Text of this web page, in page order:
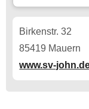
Birkenstr. 32
85419 Mauern
www.sv-